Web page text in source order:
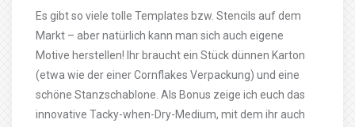
Es gibt so viele tolle Templates bzw. Stencils auf dem
Markt – aber natürlich kann man sich auch eigene
Motive herstellen! Ihr braucht ein Stück dünnen Karton
(etwa wie der einer Cornflakes Verpackung) und eine
schöne Stanzschablone. Als Bonus zeige ich euch das
innovative Tacky-when-Dry-Medium, mit dem ihr auch